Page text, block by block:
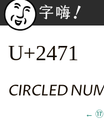
U+2471
CIRCLED
← ⑰